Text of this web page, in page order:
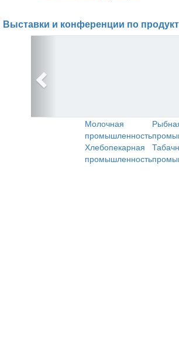
Выставки и конференции по
Молочная
промышленность
Хлебопекарная
промышленность